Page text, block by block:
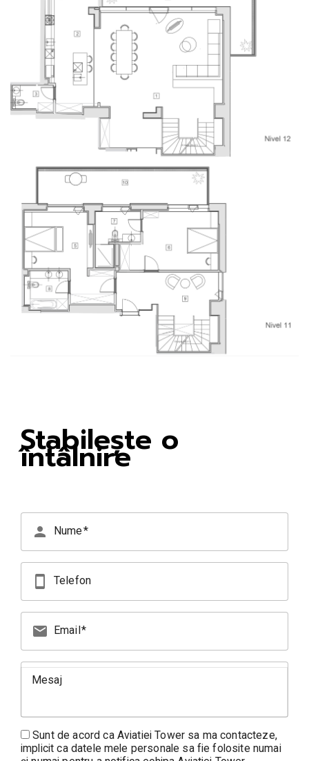
Stabilește o
întâlnire
person Nume
smartphone Telefon
mail Email
Mesaj
Sunt de acord ca Aviatiei Tower sa ma contacteze,
implicit ca datele mele personale sa fie folosite numai